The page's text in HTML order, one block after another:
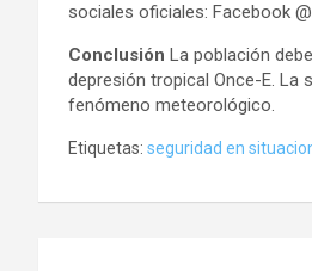
sociales oficiales: Facebook
Conclusión La población
depresión tropical Once-E. La
fenómeno meteorológico.
Etiquetas: seguridad en